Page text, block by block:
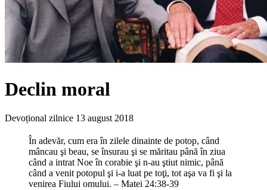
Declin moral
Devoțional zilnice 13 august 2018
În adevăr, cum era în zilele dinainte de potop, când
mâncau şi beau, se însurau şi se măritau până în ziua
când a intrat Noe în corabie şi n-au ştiut nimic, până
când a venit potopul şi i-a luat pe toţi, tot aşa va fi şi la
venirea Fiului omului. – Matei 24:38-39